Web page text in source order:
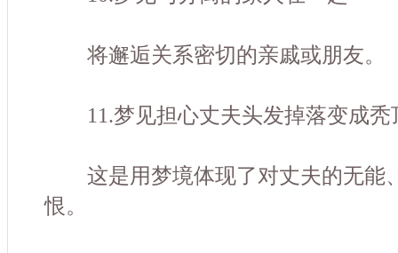
将邂逅关系密切的亲戚或朋友。
11.梦见担心丈夫头发掉落变成秃
这是用梦境体现了对丈夫的无能
恨。